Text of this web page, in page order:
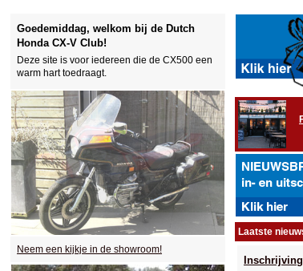
Goedemiddag, welkom bij de Dutch
Honda CX-V Club!
Deze site is voor iedereen die de CX500 een
warm hart toedraagt.
Neem een kijkje in de showroom!
Laatste